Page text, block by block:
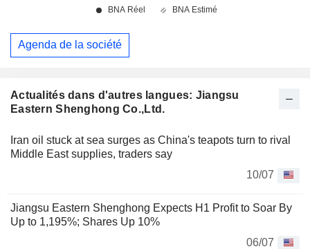
Actualités dans d'autres langues: Jiangsu
Eastern Shenghong Co.,Ltd.
Iran oil stuck at sea surges as China's teapots turn to rival
Middle East supplies, traders say
10/07
Jiangsu Eastern Shenghong Expects H1 Profit to Soar By
Up to 1,195%; Shares Up 10%
06/07
Agenda de la société